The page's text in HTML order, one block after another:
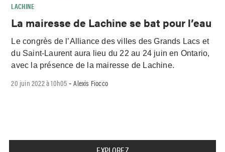
LACHINE
La mairesse de Lachine se bat pour l’eau
Le congrès de l’Alliance des villes des Grands Lacs et
du Saint-Laurent aura lieu du 22 au 24 juin en Ontario,
avec la présence de la mairesse de Lachine.
20 juin 2022 à 10h05 -Alexis Fiocco